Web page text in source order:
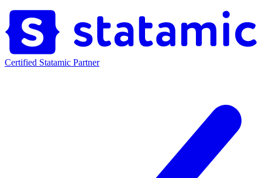
Certified Statamic Partner